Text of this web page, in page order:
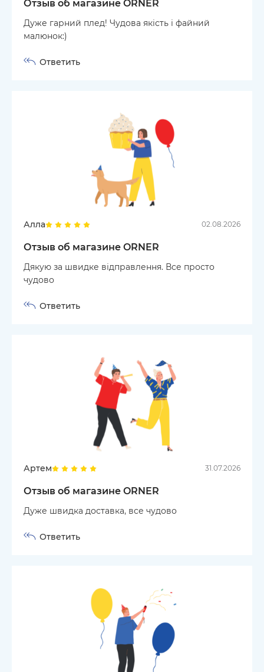
Отзыв об магазине ORNER
Дуже гарний плед! Чудова якість і файний
малюнок:)
Ответить
Алла 02.08.2026
Отзыв об магазине ORNER
Дякую за швидке відправлення. Все просто
чудово
Ответить
Артем 31.07.2026
Отзыв об магазине ORNER
Дуже швидка доставка, все чудово
Ответить